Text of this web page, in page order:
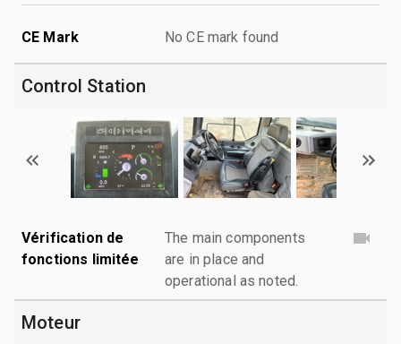
CE Mark No CE mark found
Control Station
Vérification de
fonctions limitée
The main components
are in place and
operational as noted.
Moteur